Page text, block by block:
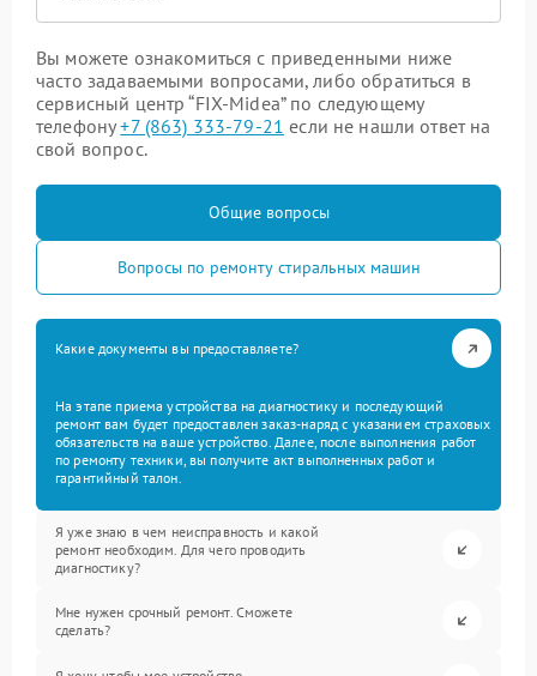
Вы можете ознакомиться с приведенными ниже
часто задаваемыми вопросами, либо обратиться в
сервисный центр “FIX-Midea” по следующему
телефону+7 (863) 333-79-21 если не нашли ответ на
свой вопрос.
Общие вопросы
Вопросы по ремонту стиральных машин
Какие документы вы предоставляете?
На этапе приема устройства на диагностику и последующий
ремонт вам будет предоставлен заказ-наряд с указанием страховых
обязательств на ваше устройство. Далее, после выполнения работ
по ремонту техники, вы получите акт выполненных работ и
гарантийный талон.
Я уже знаю в чем неисправность и какой
ремонт необходим. Для чего проводить
диагностику?
Мне нужен срочный ремонт. Сможете
сделать?